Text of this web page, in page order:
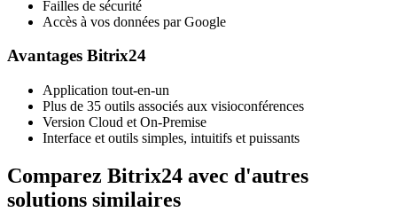
Failles de sécurité
Accès à vos données par Google
Avantages Bitrix24
Application tout-en-un
Plus de 35 outils associés aux visioconférences
Version Cloud et On-Premise
Interface et outils simples, intuitifs et puissants
Comparez Bitrix24 avec d'autres
solutions similaires